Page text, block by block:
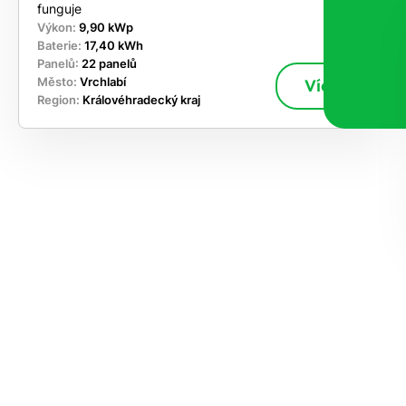
funguje
Výkon: 9,90 kWp
Baterie: 17,40 kWh
Panelů: 22 panelů
Město: Vrchlabí
Region: Královéhradecký kraj
Více